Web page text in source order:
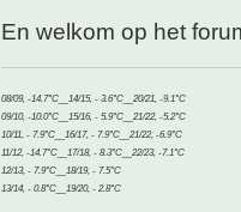
En welkom op het
08/09, -14.7°C__14/15, - 3.6°C__20/21, -9.1°C
09/10, -10.0°C__15/16, - 5.9°C__21/22, -5.2°C
10/11, - 7.9°C__16/17, - 7.9°C__21/22, -6.9°C
11/12, -14.7°C__17/18, - 8.3°C__22/23, -7.1°C
12/13, - 7.9°C__18/19, - 7.5°C
13/14, - 0.8°C__19/20, - 2.8°C